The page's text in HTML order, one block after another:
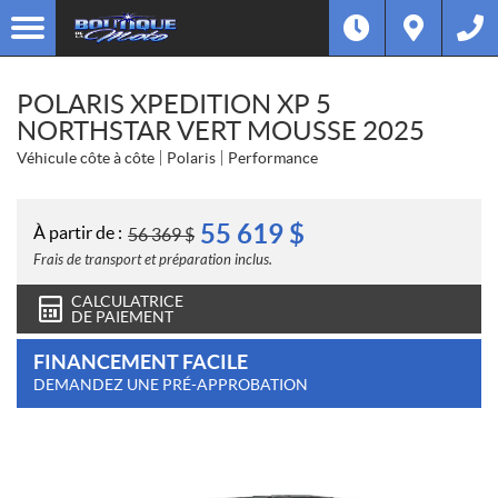
POLARIS XPEDITION XP 5
NORTHSTAR VERT MOUSSE 2025
Véhicule côte à côte Polaris Performance
À partir de : 56 369$ 55 619 $
Frais de transport et préparation inclus.
CALCULATRICE
DE PAIEMENT
FINANCEMENT FACILE
DEMANDEZ UNE PRÉ-APPROBATION